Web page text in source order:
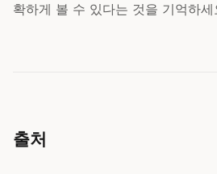
확하게 볼 수 있다는 것을 기억하세
출처